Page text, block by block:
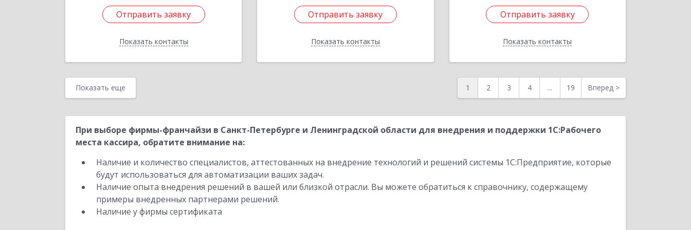
Отправить заявку
Показать контакты
Отправить заявку
Назад
Отправить заявку
Показать контакты
Отправить заявку
Назад
Отправить заявку
Показать контакты
Отправить заявку
Назад
Показать еще 1 2 3 4 ... 19 Вперед >
При выборе фирмы-франчайзи в Санкт-Петербурге и Ленинградской области для внедрения и поддержки 1С:Рабочего
места кассира, обратите внимание на:
Наличие и количество специалистов, аттестованных на внедрение технологий и решений системы 1С:Предприятие, которые
будут использоваться для автоматизации ваших задач.
Наличие опыта внедрения решений в вашей или близкой отрасли. Вы можете обратиться к справочнику, содержащему
примеры внедренных партнерами решений.
Наличие у фирмы сертификата